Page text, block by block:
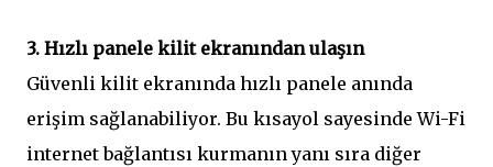
3. Hızlı panele kilit ekranından ulaşın
Güvenli kilit ekranında hızlı panele anında
erişim sağlanabiliyor. Bu kısayol sayesinde Wi-Fi
internet bağlantısı kurmanın yanı sıra diğer